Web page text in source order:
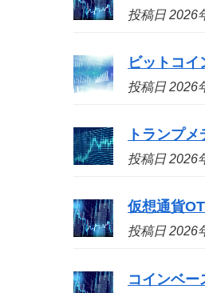
投稿日 2026
ビットコ
投稿日 2026
トランプ
投稿日 2026
仮想通貨
投稿日 2026
コインベー